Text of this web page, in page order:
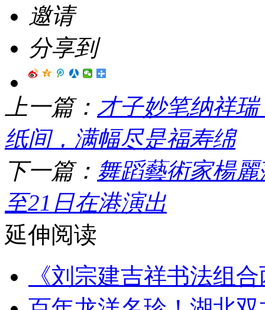
邀请
分享到
上一篇： 才子妙笔纳祥
纸间，满幅尽是福寿绵
下一篇： 舞蹈藝術家楊
至21日在港演出
延伸阅读
《刘宗建吉祥书法组